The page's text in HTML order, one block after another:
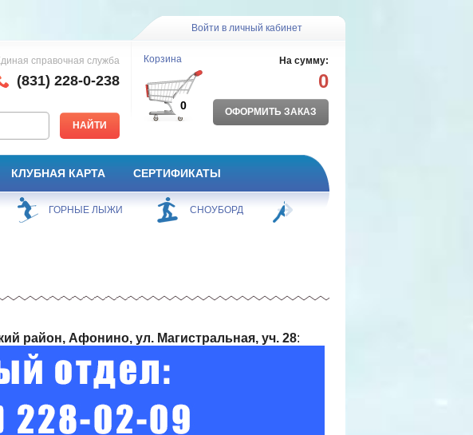
Войти в личный кабинет
справочная служба
(831) 228-0-238
Корзина
0
На сумму:
0
ОФОРМИТЬ ЗАКАЗ
КЛУБНАЯ КАРТА СЕРТИФИКАТЫ
ГОРНЫЕ ЛЫЖИ СНОУБОРД
район, Афонино, ул. Магистральная, уч. 28: